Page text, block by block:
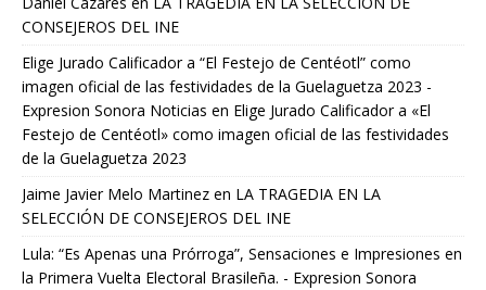
CONSEJEROS DEL INE
Elige Jurado Calificador a “El Festejo de Centéotl” como
imagen oficial de las festividades de la Guelaguetza 2023 -
Expresion Sonora Noticias en Elige Jurado Calificador a «El
Festejo de Centéotl» como imagen oficial de las festividades
de la Guelaguetza 2023
Jaime Javier Melo Martinez en LA TRAGEDIA EN LA
SELECCIÓN DE CONSEJEROS DEL INE
Lula: “Es Apenas una Prórroga”, Sensaciones e Impresiones en
la Primera Vuelta Electoral Brasileña. - Expresion Sonora